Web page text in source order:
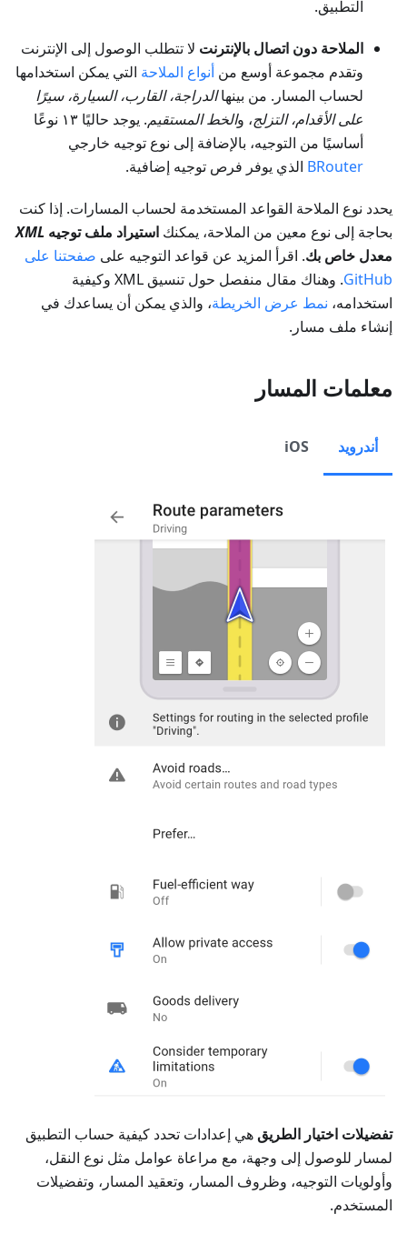
التطبيق.
الملاحة دون اتصال بالإنترنت لا تتطلب الوصول إلى الإنترنت
وتقدم مجموعة أوسع من أنواع الملاحة التي يمكن استخدامها
لحساب المسار. من بينهاالدراجة، القارب، السيارة، سيرًا
على الأقدام، التزلج، والخط المستقيم
. يوجد حاليًا ١٣ نوعًا
أساسيًا من التوجيه، بالإضافة إلى نوع توجيه خارجي
BRouter الذي يوفر فرص توجيه إضافية.
يحدد نوع الملاحة القواعد المستخدمة لحساب المسارات. إذا كنت
بحاجة إلى نوع معين من الملاحة، يمكنك استيراد ملف توجيه XML
معدل خاص بك. اقرأ المزيد عن قواعد التوجيه على صفحتنا على
GitHub
. وهناك مقال منفصل حول تنسيق XML وكيفية
استخدامه، نمط عرض الخريطة، والذي يمكن أن يساعدك في
إنشاء ملف مسار.
معلمات المسار
أندرويد iOS
تفضيلات اختيار الطريق هي إعدادات تحدد كيفية حساب التطبيق
لمسار للوصول إلى وجهة، مع مراعاة عوامل مثل نوع النقل،
وأولويات التوجيه، وظروف المسار، وتعقيد المسار، وتفضيلات
المستخدم.